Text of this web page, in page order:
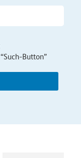
Button”